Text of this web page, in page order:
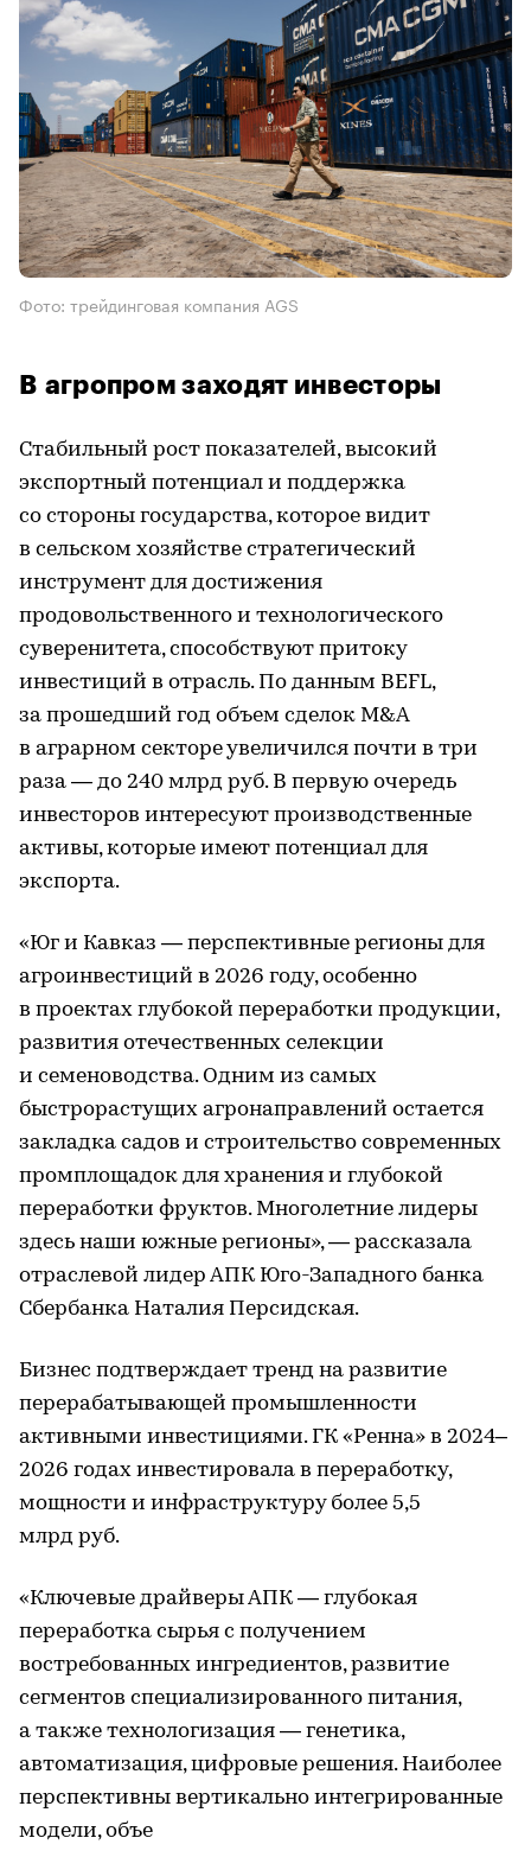
Фото: трейдинговая компания AGS
В агропром заходят инвесторы
Стабильный рост показателей, высокий
экспортный потенциал и поддержка
со стороны государства, которое видит
в сельском хозяйстве стратегический
инструмент для достижения
продовольственного и технологического
суверенитета, способствуют притоку
инвестиций в отрасль. По данным BEFL,
за прошедший год объем сделок M&A
в аграрном секторе увеличился почти в три
раза — до 240 млрд руб. В первую очередь
инвесторов интересуют производственные
активы, которые имеют потенциал для
экспорта.
«Юг и Кавказ — перспективные регионы для
агроинвестиций в 2026 году, особенно
в проектах глубокой переработки продукции,
развития отечественных селекции
и семеноводства. Одним из самых
быстрорастущих агронаправлений остается
закладка садов и строительство современных
промплощадок для хранения и глубокой
переработки фруктов. Многолетние лидеры
здесь наши южные регионы», — рассказала
отраслевой лидер АПК Юго-Западного банка
Сбербанка Наталия Персидская.
Бизнес подтверждает тренд на развитие
перерабатывающей промышленности
активными инвестициями. ГК «Ренна» в 2024–
2026 годах инвестировала в переработку,
мощности и инфраструктуру более 5,5
млрд руб.
«Ключевые драйверы АПК — глубокая
переработка сырья с получением
востребованных ингредиентов, развитие
сегментов специализированного питания,
а также технологизация — генетика,
автоматизация, цифровые решения. Наиболее
перспективны вертикально интегрированные
модели, объе